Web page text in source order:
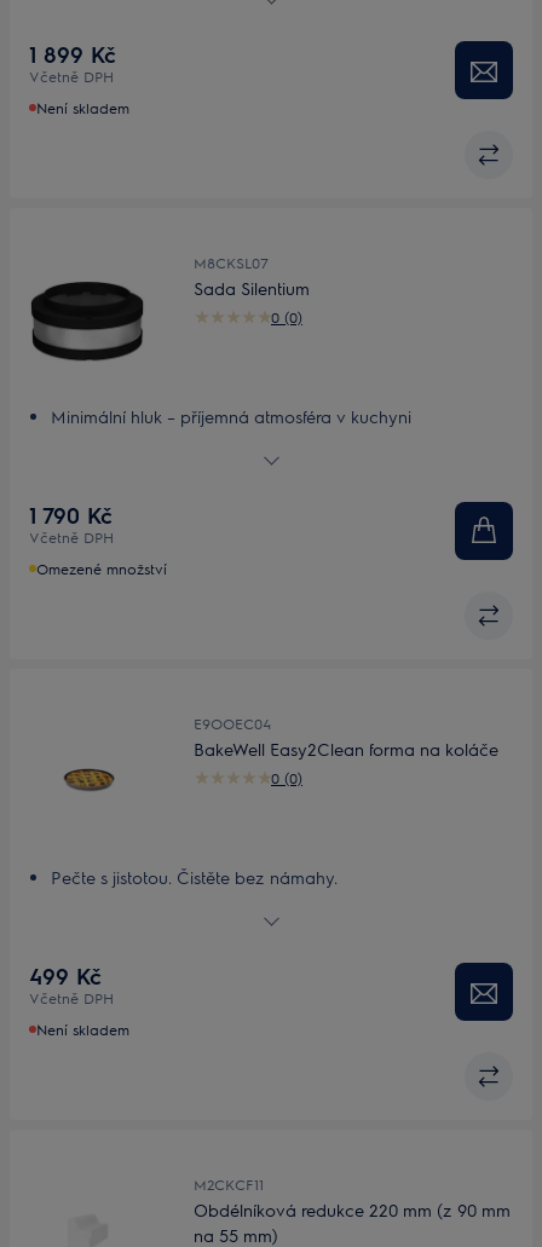
1 899 Kč
Včetně DPH
Není skladem
M8CKSL07
0 (0)
Sada Silentium
Minimální hluk – příjemná atmosféra v kuchyni
Sada Silentium Kit. Snadná instalace, vynikající omezení
1 790 Kč
Včetně DPH
Omezené množství
E9OOEC04
0 (0)
BakeWell Easy2Clean forma na koláče
Pečte s jistotou. Čistěte bez námahy.
Rychlé, snadné mytí bez drhnutí
Barevné pojetí vaření
499 Kč
Včetně DPH
Není skladem
M2CKCF11
Obdélníková redukce 220 mm (z 90 mm
na 55 mm)